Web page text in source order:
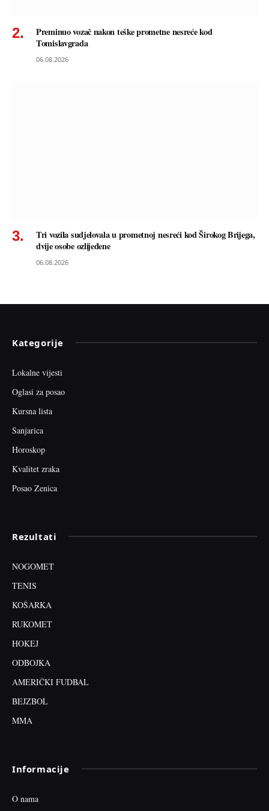
Preminuo vozač nakon teške prometne nesreće kod
Tomislavgrada
06.08.2026
Tri vozila sudjelovala u prometnoj nesreći kod Širokog Brijega,
dvije osobe ozlijeđene
06.08.2026
Kategorije
Lokalne vijesti
Oglasi za posao
Kursna lista
Sanjarica
Horoskop
Kvalitet zraka
Posao Zenica
Rezultati
NOGOMET
TENIS
KOŠARKA
RUKOMET
HOKEJ
ODBOJKA
AMERIČKI FUDBAL
BEJZBOL
MMA
Informacije
O nama